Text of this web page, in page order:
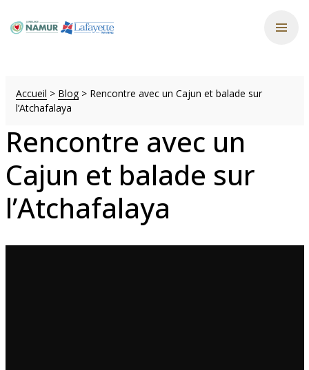
Accueil > Blog> Rencontre avec un Cajun et balade sur
l’Atchafalaya
Rencontre avec un
Cajun et balade sur
l’Atchafalaya